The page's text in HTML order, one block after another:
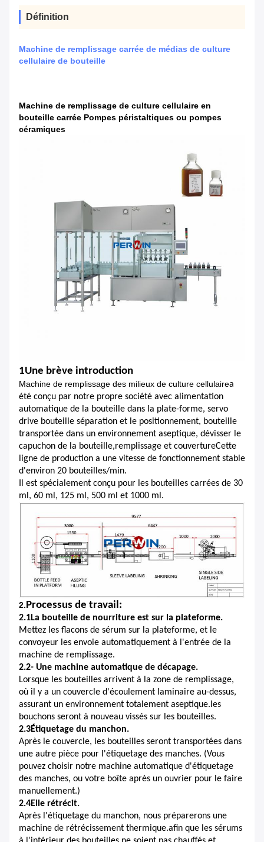
Définition
Machine de remplissage carrée de médias de culture
cellulaire de bouteille
Machine de remplissage de culture cellulaire en
bouteille carrée Pompes péristaltiques ou pompes
céramiques
1Une brève introduction
Machine de remplissage des milieux de culture cellulairea
été conçu par notre propre société avec alimentation
automatique de la bouteille dans la plate-forme, servo
drive bouteille séparation et le positionnement, bouteille
transportée dans un environnement aseptique, dévisser le
capuchon de la bouteille,remplissage et couvertureCette
ligne de production a une vitesse de fonctionnement stable
d'environ 20 bouteilles/min.
Il est spécialement conçu pour les bouteilles carrées de 30
ml, 60 ml, 125 ml, 500 ml et 1000 ml.
2.Processus de travail:
2.1La bouteille de nourriture est sur la plateforme.
Mettez les flacons de sérum sur la plateforme, et le
convoyeur les envoie automatiquement à l'entrée de la
machine de remplissage.
2.2- Une machine automatique de décapage.
Lorsque les bouteilles arrivent à la zone de remplissage,
où il y a un couvercle d'écoulement laminaire au-dessus,
assurant un environnement totalement aseptique.les
bouchons seront à nouveau vissés sur les bouteilles.
2.3Étiquetage du manchon.
Après le couvercle, les bouteilles seront transportées dans
une autre pièce pour l'étiquetage des manches. (Vous
pouvez choisir notre machine automatique d'étiquetage
des manches, ou votre boîte après un ouvrier pour le faire
manuellement.)
2.4Elle rétrécit.
Après l'étiquetage du manchon, nous préparerons une
machine de rétrécissement thermique.afin que les sérums